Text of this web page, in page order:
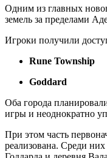
Одним из главных
земель за пределами
Игроки получили
Rune Township
Goddard
Оба города
игры и неоднократно
При этом часть
реализована. Среди